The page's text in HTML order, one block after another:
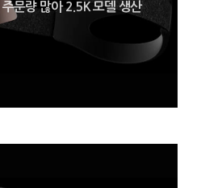
문량 많아 2.5K 모델 생산